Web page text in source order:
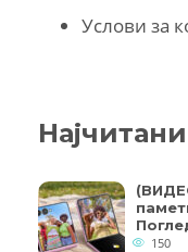
Услови за
Најчитани
150